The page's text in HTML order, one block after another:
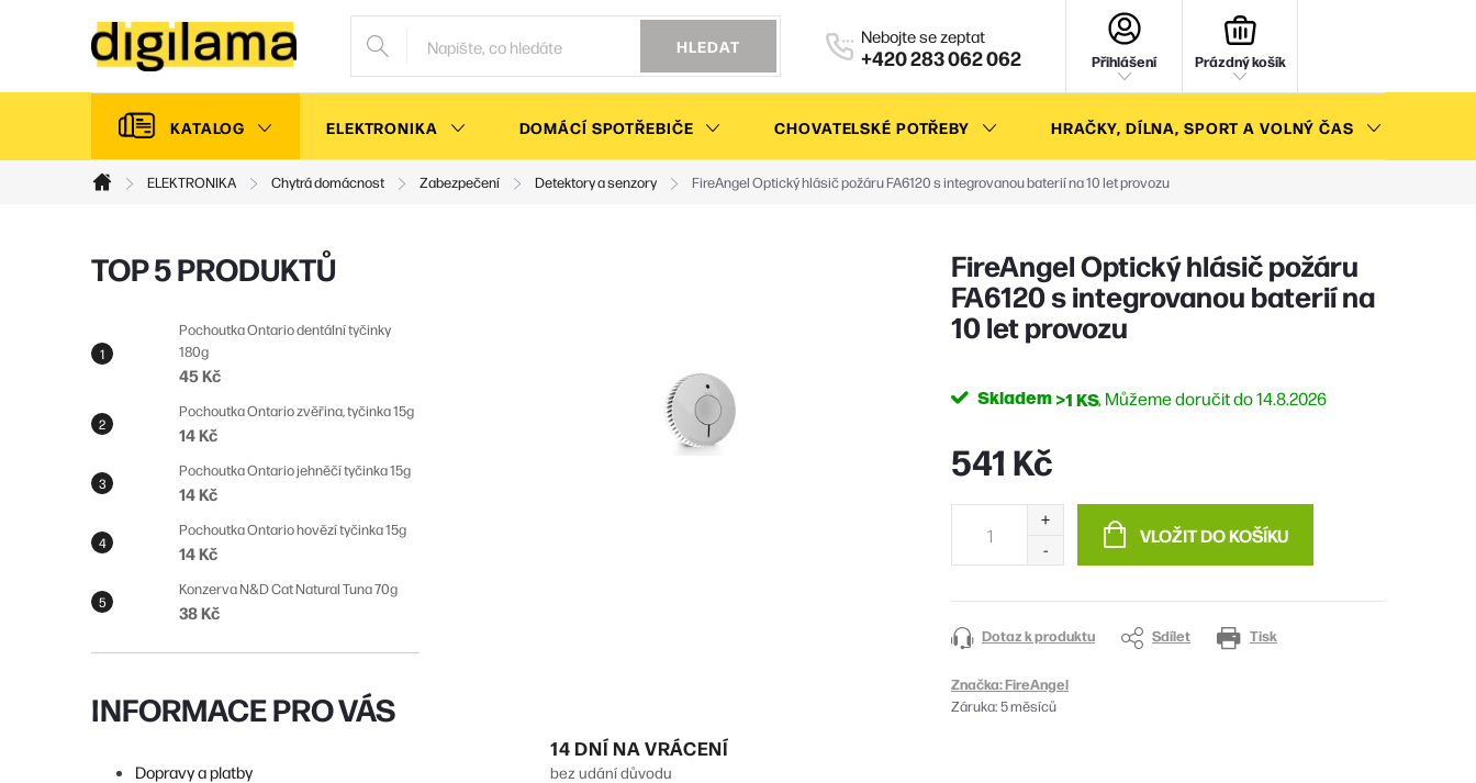
HLEDAT +420 283 062 062 Přihlášení Prázdný košík
KATALOG ELEKTRONIKA DOMÁCÍ SPOTŘEBIČE CHOVATELSKÉ POTŘEBY HRAČKY, DÍLNA, SPORT A VOLNÝ ČAS
Domů
ELEKTRONIKA Chytrá domácnost Zabezpečení Detektory a senzory FireAngel Optický hlásič požáru FA6120 s integrovanou baterií na 10 let provozu
P
s
t
r
a
n
í
p
a
n
e
l
TOP 5 PRODUKTŮ
Pochoutka Ontario dentální tyčinky
180g
45 Kč
Pochoutka Ontario zvěřina, tyčinka 15g
14 Kč
Pochoutka Ontario jehněčí tyčinka 15g
14 Kč
Pochoutka Ontario hovězí tyčinka 15g
14 Kč
Konzerva N&D Cat Natural Tuna 70g
38 Kč
INFORMACE PRO VÁS
Dopravy a platby
FireAngel Optický hlásič požáru
FA6120 s integrovanou baterií na
10 let provozu
Skladem>1 KS 14.8.2026
541 Kč
VLOŽIT DO KOŠÍKU
Tisk
Dotaz k produktu Sdílet
Značka:FireAngel
Záruka:5 měsíců
14 DNÍ NA VRÁCENÍ
bez udání důvodu